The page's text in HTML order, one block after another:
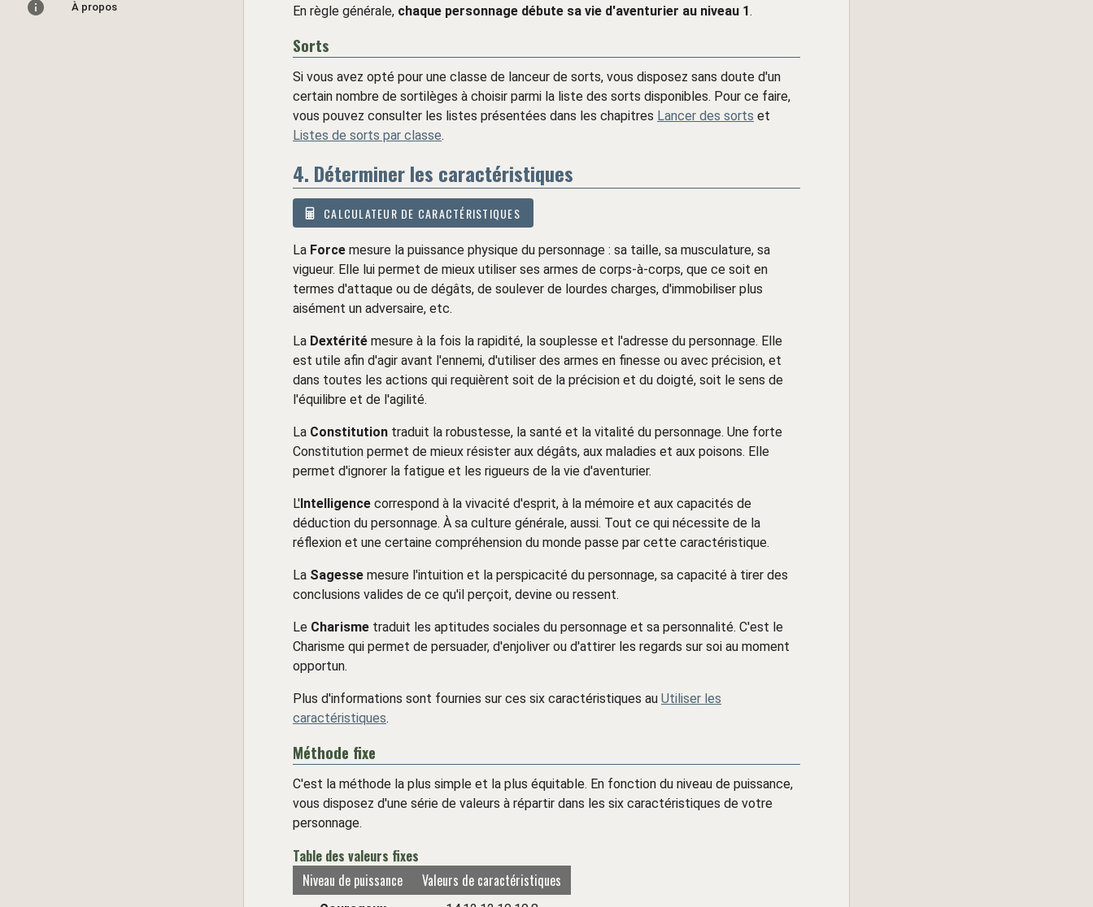
À propos En règle générale, chaque personnage débute sa vie d'aventurier au niveau 1.
Sorts
Si vous avez opté pour une classe de lanceur de sorts, vous disposez sans doute d'un
certain nombre de sortilèges à choisir parmi la liste des sorts disponibles. Pour ce faire,
vous pouvez consulter les listes présentées dans les chapitres Lancer des sorts et
Listes de sorts par classe.
4. Déterminer les caractéristiques
CALCULATEUR DE CARACTÉRISTIQUES
La Force mesure la puissance physique du personnage : sa taille, sa musculature, sa
vigueur. Elle lui permet de mieux utiliser ses armes de corps-à-corps, que ce soit en
termes d'attaque ou de dégâts, de soulever de lourdes charges, d'immobiliser plus
aisément un adversaire, etc.
La Dextérité mesure à la fois la rapidité, la souplesse et l'adresse du personnage. Elle
est utile afin d'agir avant l'ennemi, d'utiliser des armes en finesse ou avec précision, et
dans toutes les actions qui requièrent soit de la précision et du doigté, soit le sens de
l'équilibre et de l'agilité.
La Constitution traduit la robustesse, la santé et la vitalité du personnage. Une forte
Constitution permet de mieux résister aux dégâts, aux maladies et aux poisons. Elle
permet d'ignorer la fatigue et les rigueurs de la vie d'aventurier.
L'Intelligence correspond à la vivacité d'esprit, à la mémoire et aux capacités de
déduction du personnage. À sa culture générale, aussi. Tout ce qui nécessite de la
réflexion et une certaine compréhension du monde passe par cette caractéristique.
La Sagesse mesure l'intuition et la perspicacité du personnage, sa capacité à tirer des
conclusions valides de ce qu'il perçoit, devine ou ressent.
Le Charisme traduit les aptitudes sociales du personnage et sa personnalité. C'est le
Charisme qui permet de persuader, d'enjoliver ou d'attirer les regards sur soi au moment
opportun.
Plus d'informations sont fournies sur ces six caractéristiques au Utiliser les
caractéristiques.
Méthode fixe
C'est la méthode la plus simple et la plus équitable. En fonction du niveau de puissance,
vous disposez d'une série de valeurs à répartir dans les six caractéristiques de votre
personnage.
Table des valeurs fixes
Niveau de puissance
Valeurs de caractéristiques